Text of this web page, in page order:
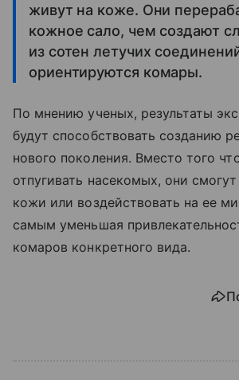
живут на коже. Они
кожное сало, чем создают
из сотен летучих
ориентируются комары.
По мнению ученых, результаты
будут способствовать созданию
нового поколения. Вместо того
отпугивать насекомых, они
кожи или воздействовать на ее
самым уменьшая
комаров конкретного вида.